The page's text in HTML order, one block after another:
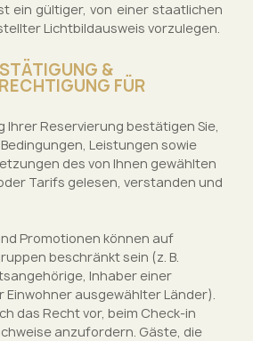
ein gültiger, von einer staatlichen
Lichtbildausweis vorzulegen.
&
FÜR
Ihrer Reservierung bestätigen Sie,
Leistungen sowie
des von Ihnen gewählten
Tarifs gelesen, verstanden und
Promotionen können auf
beschränkt sein (z. B.
Inhaber einer
Einwohner ausgewählter Länder).
das Recht vor, beim Check-in
anzufordern. Gäste, die